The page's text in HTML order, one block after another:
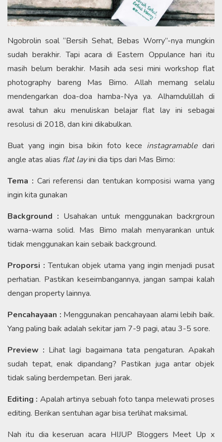
Ngobrolin soal “Bersih Sehat, Bebas Worry”-nya mungkin
sudah berakhir. Tapi acara di Eastern Oppulance hari itu
masih belum berakhir. Masih ada sesi mini workshop flat
photography bareng Mas Bimo. Allah memang selalu
mendengarkan doa-doa hamba-Nya ya. Alhamdulillah di
awal tahun aku menuliskan belajar flat lay ini sebagai
resolusi di 2018, dan kini dikabulkan.
Buat yang ingin bisa bikin foto kece instagramable dari
angle atas alias flat layini dia tips dari Mas Bimo:
Tema : Cari referensi dan tentukan komposisi warna yang
ingin kita gunakan
Background : Usahakan untuk menggunakan backrgroun
warna-warna solid. Mas Bimo malah menyarankan untuk
tidak menggunakan kain sebaik background.
Proporsi :Tentukan objek utama yang ingin menjadi pusat
perhatian. Pastikan keseimbangannya, jangan sampai kalah
dengan property lainnya.
Pencahayaan : Menggunakan pencahayaan alami lebih baik.
Yang paling baik adalah sekitar jam 7-9 pagi, atau 3-5 sore.
Preview : Lihat lagi bagaimana tata pengaturan. Apakah
sudah tepat, enak dipandang? Pastikan juga antar objek
tidak saling berdempetan. Beri jarak.
Editing : Apalah artinya sebuah foto tanpa melewati proses
editing. Berikan sentuhan agar bisa terlihat maksimal.
Nah itu dia keseruan acara HIJUP Bloggers Meet Up x